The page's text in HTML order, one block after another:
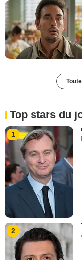
Top stars du
1
2